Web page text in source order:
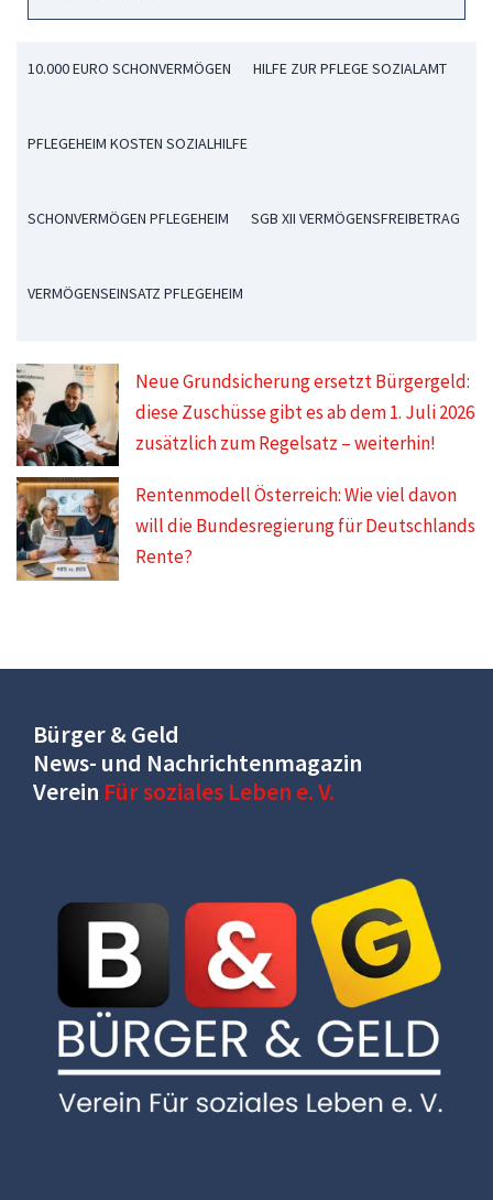
10.000 EURO SCHONVERMÖGEN HILFE ZUR PFLEGE SOZIALAMT
PFLEGEHEIM KOSTEN SOZIALHILFE
SCHONVERMÖGEN PFLEGEHEIM SGB XII VERMÖGENSFREIBETRAG
VERMÖGENSEINSATZ PFLEGEHEIM
Neue Grundsicherung ersetzt Bürgergeld:
diese Zuschüsse gibt es ab dem 1. Juli 2026
zusätzlich zum Regelsatz – weiterhin!
Rentenmodell Österreich: Wie viel davon
will die Bundesregierung für Deutschlands
Rente?
Bürger & Geld
News- und Nachrichtenmagazin
Verein Für soziales Leben e. V.